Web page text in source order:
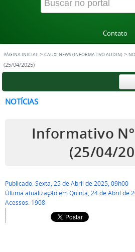
Contato
PÁGINA INICIAL > CAUXI NEWS (INFORMATIVO AUDIN) >
(25/04/2025)
NOTÍCIAS
Informativo
(25/04/
Publicado: Sexta, 25 de Abril de 2025, 09h00
Última atualização em Quinta, 24 de Abril de
Acessos: 1908